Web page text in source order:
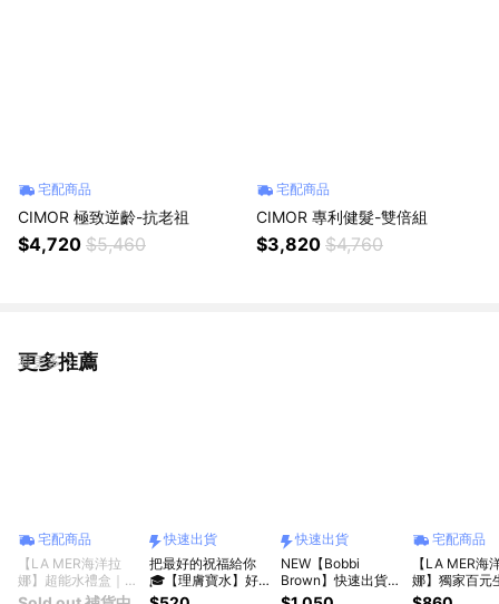
宅配商品
CIMOR 極致逆齡-抗老祖
$4,720 $5,460
宅配商品
CIMOR 專利健髮-雙倍組
$3,820 $4,760
更多推薦
看更多
宅配商品
【LA MER海洋拉
娜】超能水禮盒｜保
濕首選｜謝謝暖心的
快速出貨
把最好的祝福給你
🎓【理膚寶水】好
運陪伴禮｜B5+全面
快速出貨
NEW【Bobbi
Brown】快速出貨
💝 完美的乳霜送給
宅配商品
【LA MER海
娜】獨家百元
｜清爽煥膚保